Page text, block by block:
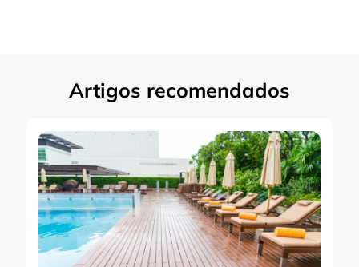
Artigos recomendados